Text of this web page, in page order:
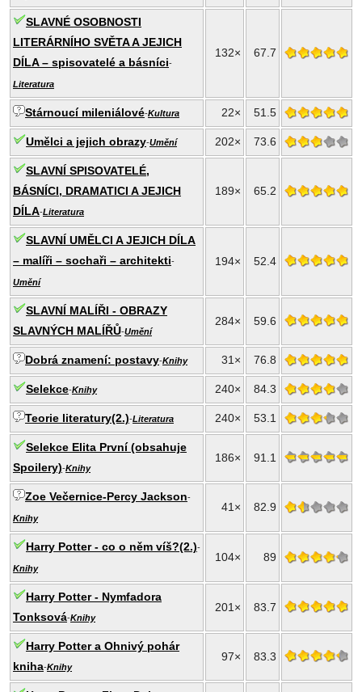
SLAVNÉ OSOBNOSTI
LITERÁRNÍHO SVĚTA A JEJICH
DÍLA – spisovatelé a básníci-
Literatura
132× 67.7
Stárnoucí mileniálové-Kultura 22× 51.5
Umělci a jejich obrazy-Umění 202× 73.6
SLAVNÍ SPISOVATELÉ,
BÁSNÍCI, DRAMATICI A JEJICH
DÍLA-Literatura
189× 65.2
SLAVNÍ UMĚLCI A JEJICH DÍLA
– malíři – sochaři – architekti-
Umění
194× 52.4
SLAVNÍ MALÍŘI - OBRAZY
SLAVNÝCH MALÍŘŮ-Umění
284× 59.6
Dobrá znamení: postavy-Knihy 31× 76.8
Selekce-Knihy 240× 84.3
Teorie literatury(2.)-Literatura 240× 53.1
Selekce Elita První (obsahuje
Spoilery)-Knihy
186× 91.1
Zoe Večernice-Percy Jackson-
Knihy
41× 82.9
Harry Potter - co o něm víš?(2.)-
Knihy
104× 89
Harry Potter - Nymfadora
Tonksová-Knihy
201× 83.7
Harry Potter a Ohnivý pohár
kniha-Knihy
97× 83.3